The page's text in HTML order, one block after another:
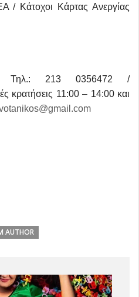
/ Κάτοχοι Κάρτας Ανεργίας
Τηλ.: 213 0356472 /
κρατήσεις 11:00 – 14:00 και
AUTHOR